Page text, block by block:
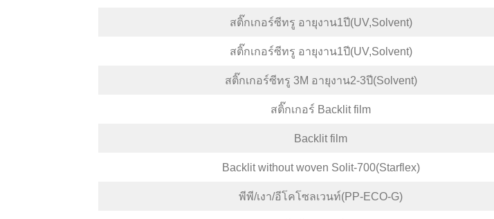
สติ๊กเกอร์ซีทรู อายุงาน1ปี(UV,Solvent)
สติ๊กเกอร์ซีทรู อายุงาน1ปี(UV,Solvent)
สติ๊กเกอร์ซีทรู 3M อายุงาน2-3ปี(Solvent)
สติ๊กเกอร์ Backlit film
Backlit film
Backlit without woven Solit-700(Starflex)
พีพี/เงา/อีโคโซลเวนท์(PP-ECO-G)